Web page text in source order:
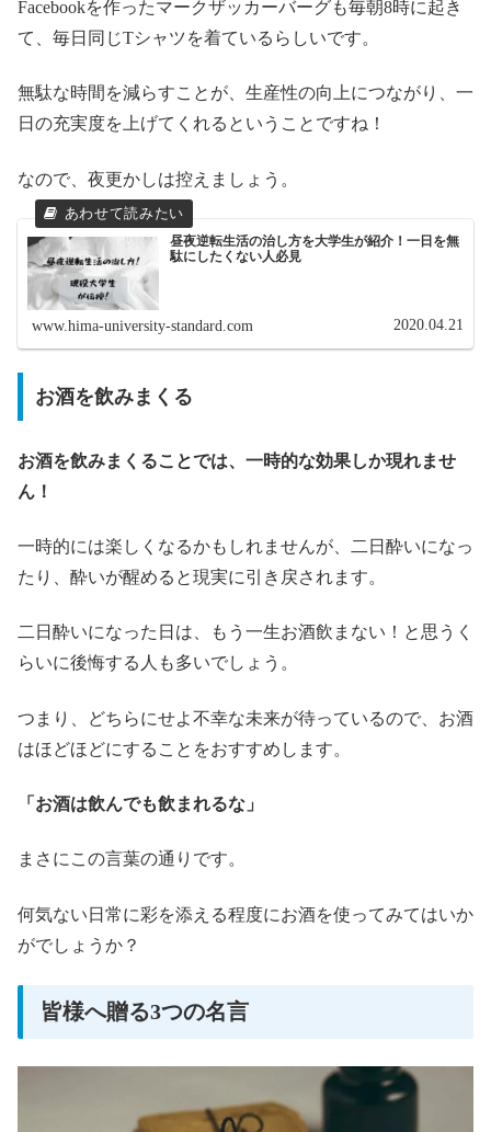
Facebookを作ったマークザッカーバーグも毎朝8時に起き
て、毎日同じTシャツを着ているらしいです。
無駄な時間を減らすことが、生産性の向上につながり、一
日の充実度を上げてくれるということですね！
なので、夜更かしは控えましょう。
昼夜逆転生活の治し方を大学生が紹介！一日を無
駄にしたくない人必見
www.hima-university-standard.com 2020.04.21
お酒を飲みまくる
お酒を飲みまくることでは、一時的な効果しか現れませ
ん！
一時的には楽しくなるかもしれませんが、二日酔いになっ
たり、酔いが醒めると現実に引き戻されます。
二日酔いになった日は、もう一生お酒飲まない！と思うく
らいに後悔する人も多いでしょう。
つまり、どちらにせよ不幸な未来が待っているので、お酒
はほどほどにすることをおすすめします。
「お酒は飲んでも飲まれるな」
まさにこの言葉の通りです。
何気ない日常に彩を添える程度にお酒を使ってみてはいか
がでしょうか？
皆様へ贈る3つの名言